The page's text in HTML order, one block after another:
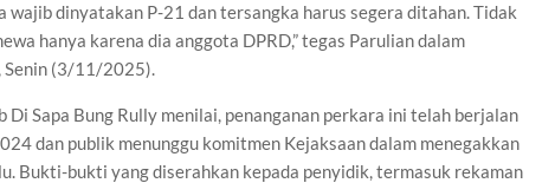
wajib dinyatakan P-21 dan tersangka harus segera ditahan. Tidak
hanya karena dia anggota DPRD,” tegas Parulian dalam
Senin (3/11/2025).
Di Sapa Bung Rully menilai, penanganan perkara ini telah berjalan
dan publik menunggu komitmen Kejaksaan dalam menegakkan
Bukti-bukti yang diserahkan kepada penyidik, termasuk rekaman